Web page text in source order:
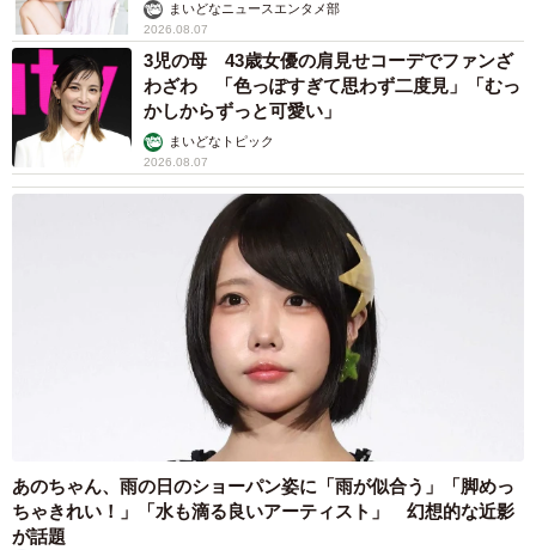
境内の奥にあり、ひときわ神聖な空気が流れるパワースポット。神様の
使いであるうさぎオブジェもあるので、ぜひお参りを（画像提供：宇治
神社）
なんとも愛らしい「うさぎおみくじ」
故事にもとづき、道に迷ってしまった神様を「振り返り、
振り返り、この地（宇治）に道案内をした」という一羽の
兎をモチーフにしたおみくじ。うさぎの土人形の中に入っ
たおみくじを確認したあとは、持ち帰ることができるの
で、2023年の干支飾りにもぴったり！ どうしてもお参り
がかなわないという方には、郵送でのお札やお守りの授与
にも対応してくれます。詳しくは公式ホームページをチェ
まいどなニュースエンタメ部
2026.08.07
3児の母 43歳女優の肩見せコーデでファンざ
わざわ 「色っぽすぎて思わず二度見」「むっ
かしからずっと可愛い」
まいどなトピック
2026.08.07
あのちゃん、雨の日のショーパン姿に「雨が似合う」「脚めっ
ちゃきれい！」「水も滴る良いアーティスト」 幻想的な近影
が話題